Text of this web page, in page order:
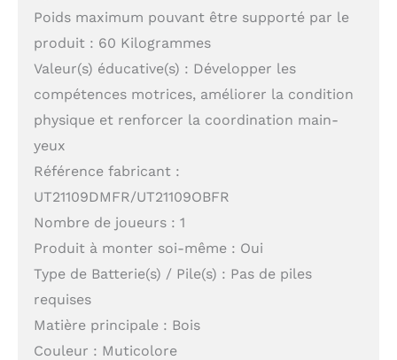
Poids maximum pouvant être supporté par le
produit : 60 Kilogrammes
Valeur(s) éducative(s) : Développer les
compétences motrices, améliorer la condition
physique et renforcer la coordination main-
yeux
Référence fabricant :
UT21109DMFR/UT21109OBFR
Nombre de joueurs : 1
Produit à monter soi-même : Oui
Type de Batterie(s) / Pile(s) : Pas de piles
requises
Matière principale : Bois
Couleur : Muticolore